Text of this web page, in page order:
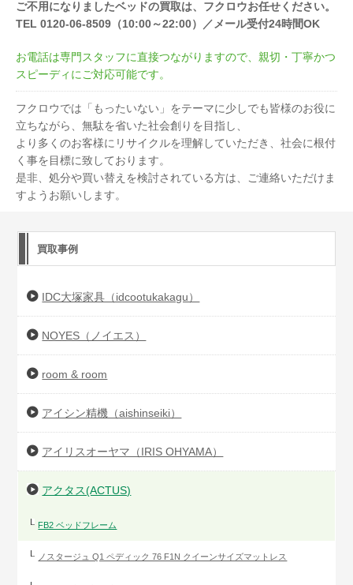
ご不用になりましたベッドの買取は、フクロウお任せください。
TEL 0120-06-8509（10:00～22:00）／メール受付24時間OK
お電話は専門スタッフに直接つながりますので、親切・丁寧かつ
スピーディにご対応可能です。
フクロウでは「もったいない」をテーマに少しでも皆様のお役に
立ちながら、無駄を省いた社会創りを目指し、
より多くのお客様にリサイクルを理解していただき、社会に根付
く事を目標に致しております。
是非、処分や買い替えを検討されている方は、ご連絡いただけま
すようお願いします。
買取事例
IDC大塚家具（idcootukakagu）
NOYES（ノイエス）
room & room
アイシン精機（aishinseiki）
アイリスオーヤマ（IRIS OHYAMA）
アクタス(ACTUS)
FB2 ベッドフレーム
ノスタージュ Q1 ペディック 76 F1N クイーンサイズマットレス